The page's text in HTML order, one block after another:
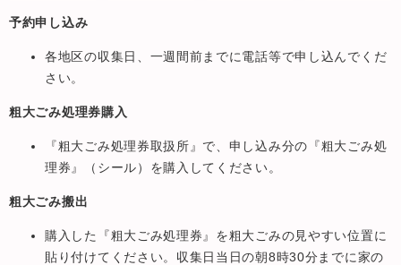
予約申し込み
各地区の収集日、一週間前までに電話等で申し込んでくだ
さい。
粗大ごみ処理券購入
『粗大ごみ処理券取扱所』で、申し込み分の『粗大ごみ処
理券』（シール）を購入してください。
粗大ごみ搬出
購入した『粗大ごみ処理券』を粗大ごみの見やすい位置に
貼り付けてください。収集日当日の朝8時30分までに家の